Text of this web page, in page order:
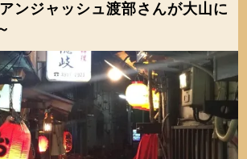
ンジャッシュ渡部さんが大山に